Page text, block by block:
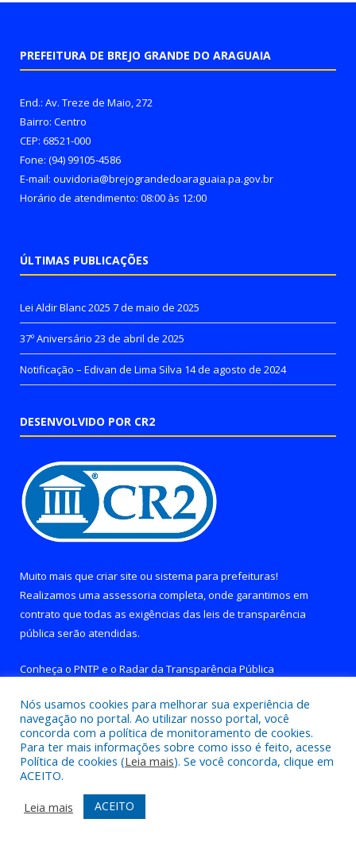
PREFEITURA DE BREJO GRANDE DO ARAGUAIA
End.: Av. Treze de Maio, 272
Bairro: Centro
CEP: 68521-000
Fone: (94) 99105-4586
E-mail: ouvidoria@brejograndedoaraguaia.pa.gov.br
Horário de atendimento: 08:00 às 12:00
ÚLTIMAS PUBLICAÇÕES
Lei Aldir Blanc 2025 7 de maio de 2025
37º Aniversário 23 de abril de 2025
Notificação – Edivan de Lima Silva 14 de agosto de 2024
DESENVOLVIDO POR CR2
Muito mais que criar site ou sistema para prefeituras!
Realizamos uma assessoria completa, onde garantimos em
contrato que todas as exigências das leis de transparência
pública serão atendidas.
Conheça o PNTP e o Radar da Transparência Pública
Todos os direitos reservados a Prefeitura de Brejo Grande do
Araguaia.
Mapa do Site
Acessar Área Administrativa
Acessar Webmail
Nós usamos cookies para melhorar sua experiência de
navegação no portal. Ao utilizar nosso portal, você
concorda com a política de monitoramento de cookies.
Para ter mais informações sobre como isso é feito, acesse
Política de cookies (Leia mais). Se você concorda, clique em
ACEITO.
Leia mais
ACEITO